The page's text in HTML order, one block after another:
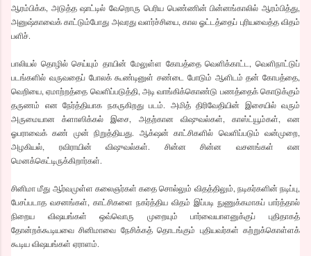
ஆரம்பிக்க, அடுத்த ஷாட்டில் வேறொரு பெரிய பெண்ணின் பின்னங்காலில் ஆரம்பித்து,
அனுஷ்காவைக் காட்டும்போது அவரது வளர்ச்சியை, கால ஓட்டத்தைப் புரியவைத்த விதம்
பளிச்.
பாலியல் தொழில் செய்யும் தாயின் மேலுள்ள கோபத்தை வெளிக்காட்ட, வெளிநாட்டுப்
படங்களில் வருவதைப் போலக் கூண்டினுள் சண்டை போடும் ஆளிடம் தன் கோபத்தை,
வெறியை, ஏமாற்றத்தை வெளிப்படுத்தி, அடி வாங்கிக்கொண்டு பணத்தைக் கொடுக்கும்
தருணம் என நேர்த்தியாக நகருகிறது படம். அமித் திரிவேதியின் இசையில் வரும்
அருமையான க்ளாஸிக்கல் இசை, அதற்கான விஷுவல்கள், காஸ்ட்யூம்கள், என
ஓபராவைக் கண் முன் நிறுத்தியது. ஆக்‌ஷன் காட்சிகளில் வெளிப்படும் வன்முறை,
அழகியல், ரவிராயின் விஷுவல்கள். சின்ன சின்ன வசனங்கள் என
மெனக்கெட்டிருக்கிறார்கள்.
சினிமா மீது ஆர்வமுள்ள கலைஞர்கள் கதை சொல்லும் விதத்திலும், நடிகர்களின் நடிப்பு,
பேசப்படாத வசனங்கள், காட்சிகளை நகர்த்திய விதம் இப்படி நுணுக்கமாகப் பார்த்தால்
நிறைய விஷயங்கள் ஒவ்வொரு முறையும் பார்வையாளனுக்குப் புதிதாகத்
தோன்றக்கூடியவை சினிமாவை நேசிக்கத் தொடங்கும் புதியவர்கள் கற்றுக்கொள்ளக்
கூடிய விஷயங்கள் ஏராளம்.